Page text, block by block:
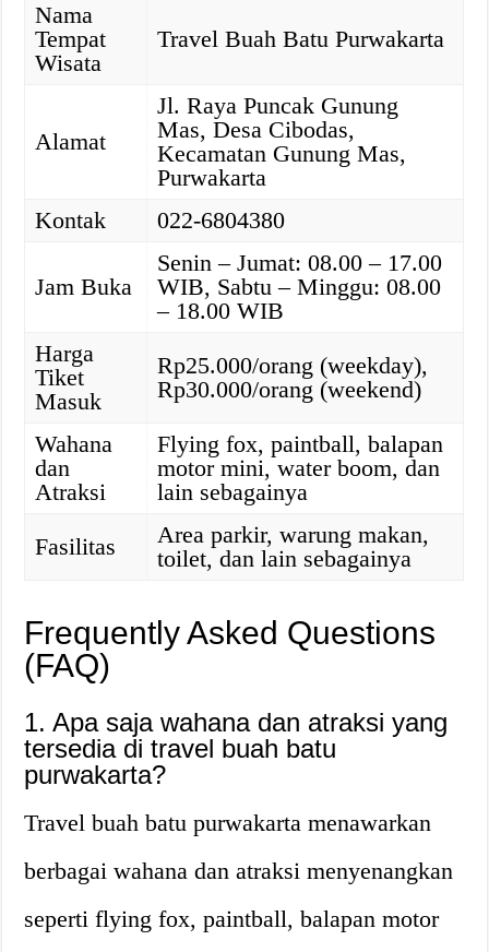
Nama
Tempat
Wisata
Travel Buah Batu Purwakarta
Alamat
Jl. Raya Puncak Gunung
Mas, Desa Cibodas,
Kecamatan Gunung Mas,
Purwakarta
Kontak
022-6804380
Jam Buka
Senin – Jumat: 08.00 – 17.00
WIB, Sabtu – Minggu: 08.00
– 18.00 WIB
Harga
Tiket
Masuk
Rp25.000/orang (weekday),
Rp30.000/orang (weekend)
Wahana
dan
Atraksi
Flying fox, paintball, balapan
motor mini, water boom, dan
lain sebagainya
Fasilitas
Area parkir, warung makan,
toilet, dan lain sebagainya
Frequently Asked Questions
(FAQ)
1. Apa saja wahana dan atraksi yang
tersedia di travel buah batu
purwakarta?
Travel buah batu purwakarta menawarkan
berbagai wahana dan atraksi menyenangkan
seperti flying fox, paintball, balapan motor